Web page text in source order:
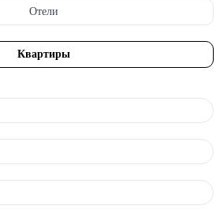
Отели
Квартиры